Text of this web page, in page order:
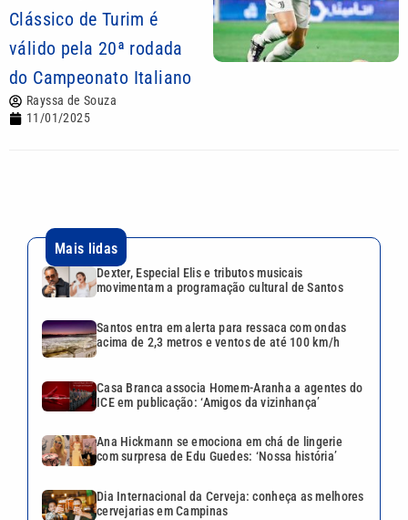
Clássico de Turim é
válido pela 20ª rodada
do Campeonato Italiano
Rayssa de Souza
11/01/2025
Mais lidas
Dexter, Especial Elis e tributos musicais
movimentam a programação cultural de Santos
Santos entra em alerta para ressaca com ondas
acima de 2,3 metros e ventos de até 100 km/h
Casa Branca associa Homem-Aranha a agentes do
ICE em publicação: ‘Amigos da vizinhança’
Ana Hickmann se emociona em chá de lingerie
com surpresa de Edu Guedes: ‘Nossa história’
Dia Internacional da Cerveja: conheça as melhores
cervejarias em Campinas